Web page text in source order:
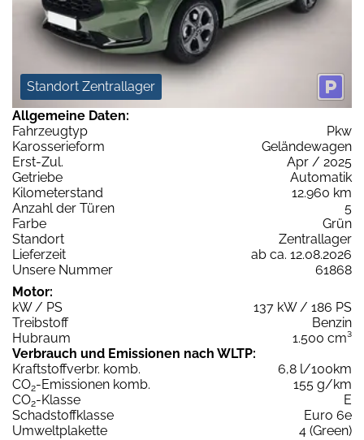
Standort Zentrallager
Allgemeine Daten:
Fahrzeugtyp
Pkw
Karosserieform
Geländewagen
Erst-Zul.
Apr / 2025
Getriebe
Automatik
Kilometerstand
12.960 km
Anzahl der Türen
5
Farbe
Grün
Standort
Zentrallager
Lieferzeit
ab ca. 12.08.2026
Unsere Nummer
61868
Motor:
kW / PS
137 kW / 186 PS
Treibstoff
Benzin
Hubraum
1.500 cm³
Verbrauch und Emissionen nach WLTP:
Kraftstoffverbr. komb.
6,8 l/100km
CO2-Emissionen komb.
155 g/km
CO2-Klasse
E
Schadstoffklasse
Euro 6e
Umweltplakette
4 (Green)